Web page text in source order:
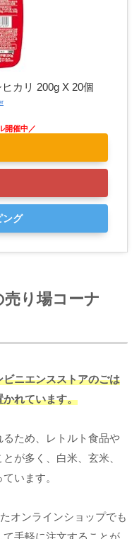
カリ 200g X 20個
ング
り場コーナ
ニエンスストアのごは
れています。
ため、レトルト食品や
が多く、白米、玄米、
います。
オンラインショップでも
手軽に注文することが